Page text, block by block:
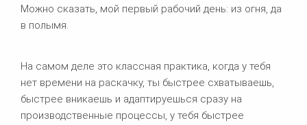
Можно сказать, мой первый рабочий день: из огня, да
в полымя.
На самом деле это классная практика, когда у тебя
нет времени на раскачку, ты быстрее схватываешь,
быстрее вникаешь и адаптируешься сразу на
производственные процессы, у тебя быстрее